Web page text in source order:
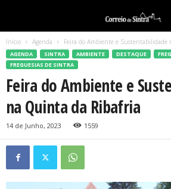
Início Agenda Feira do Ambiente e
AGENDA SINTRA AMBIENTE DESTAQUE
FREGUESIAS DE SINTRA
Feira do Ambiente e
na Quinta da Ribafria
14 de Junho, 2023 1559